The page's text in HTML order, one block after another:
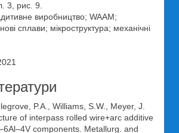
3, рис. 9.
виробництво; WAAM;
сплави; мікроструктура; механічні
P.A., Williams, S.W., Meyer, J.
of interpass rolled wire+arc additive
components. Metallurg. and